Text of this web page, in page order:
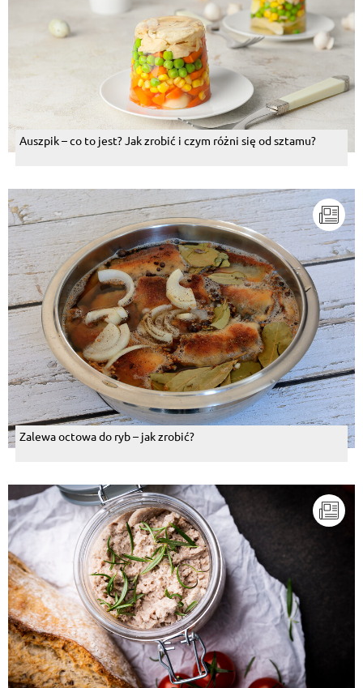
Auszpik – co to jest? Jak zrobić i czym różni się od sztamu?
Zalewa octowa do ryb – jak zrobić?